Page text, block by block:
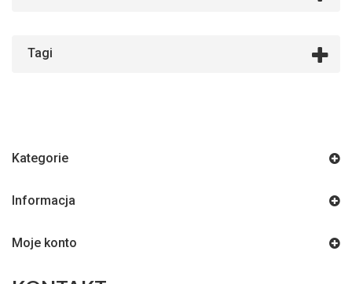
Tagi
Kategorie
Informacja
Moje konto